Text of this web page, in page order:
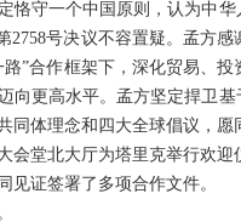
恪守一个中国原则，认为中
2758号决议不容置疑。孟方
”合作框架下，深化贸易、
向更高水平。孟方坚定捍卫
同体理念和四大全球倡议，
会堂北大厅为塔里克举行欢迎
见证签署了多项合作文件。